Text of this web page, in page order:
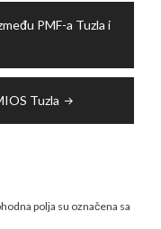
PMF-a Tuzla i
Tuzla
polja su označena sa